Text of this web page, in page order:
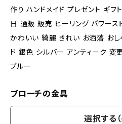
作り ハンドメイド プレゼント ギフ
日 通販 販売 ヒーリング パワー
かわいい 綺麗 きれい お洒落 お
ド 銀色 シルバー アンティーク 変
ブルー
ブローチの金具
選択する（